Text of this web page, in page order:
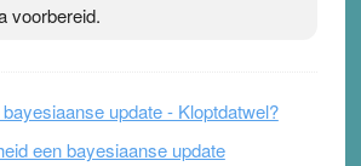
voorbereid.
update - Kloptdatwel?
een bayesiaanse update